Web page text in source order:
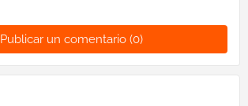
Publicar un comentario (0)